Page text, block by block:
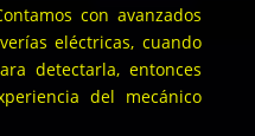
con avanzados
eléctricas, cuando
detectarla, entonces
del mecánico